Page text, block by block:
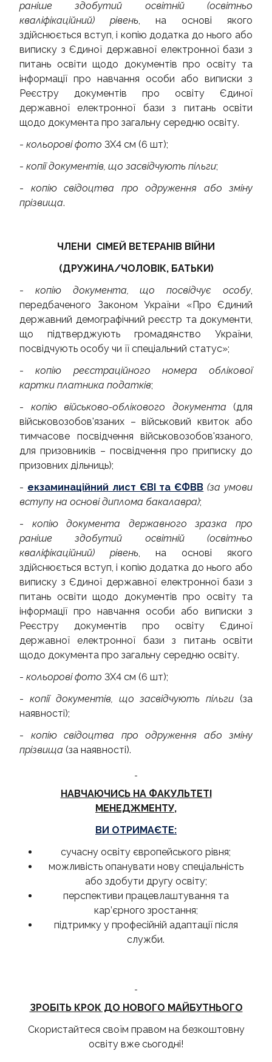
раніше здобутий освітній (освітньо
кваліфікаційний) рівень , на основі якого
здійснюється вступ, і копію додатка до нього або
виписку з Єдиної державної електронної бази з
питань освіти щодо документів про освіту та
інформації про навчання особи або виписки з
Реєстру документів про освіту Єдиної
державної електронної бази з питань освіти
щодо документа про загальну середню освіту.
- кольорові фото 3Х4 см (6 шт);
- копії документів, що засвідчують пільги;
- копію свідоцтва про одруження або зміну
прізвища.
ЧЛЕНИ СІМЕЙ ВЕТЕРАНІВ ВІЙНИ
(ДРУЖИНА/ЧОЛОВІК, БАТЬКИ)
- копію документа, що посвідчує особу
передбаченого Законом України «Про Єдиний
державний демографічний реєстр та документи,
що підтверджують громадянство України,
посвідчують особу чи її спеціальний статус»;
-копію реєстраційного номера облікової
картки платника податків;
- копію військово-облікового документа (для
військовозобов'язаних – військовий квиток або
тимчасове посвідчення військовозобов'язаного,
для призовників – посвідчення про приписку до
призовних дільниць);
- екзаминаційний лист ЄВІ та ЄФВВ (за умови
вступу на основі диплома бакалавра);
- копію документа державного зразка про
раніше здобутий освітній (освітньо
кваліфікаційний) рівень , на основі якого
здійснюється вступ, і копію додатка до нього або
виписку з Єдиної державної електронної бази з
питань освіти щодо документів про освіту та
інформації про навчання особи або виписки з
Реєстру документів про освіту Єдиної
державної електронної бази з питань освіти
щодо документа про загальну середню освіту.
- кольорові фото 3Х4 см (6 шт);
- копії документів, що засвідчують пільги (за
наявності);
- копію свідоцтва про одруження або зміну
прізвища (за наявності).
НАВЧАЮЧИСЬ НА ФАКУЛЬТЕТІ
МЕНЕДЖМЕНТУ,
ВИ ОТРИМАЄТЕ:
сучасну освіту європейського рівня;
можливість опанувати нову спеціальність
або здобути другу освіту;
перспективи працевлаштування та
кар’єрного зростання;
підтримку у професійній адаптації після
служби.
ЗРОБІТЬ КРОК ДО НОВОГО МАЙБУТНЬОГО
Скористайтеся своїм правом на безкоштовну
освіту вже сьогодні!